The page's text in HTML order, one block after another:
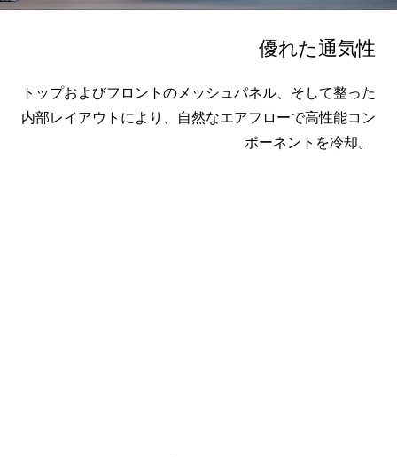
優れた通気性
トップおよびフロントのメッシュパネル、 そして整った
内部レイアウトにより、自然なエアフローで高性能コン
ポーネントを冷却。